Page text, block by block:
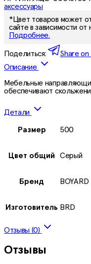
аксессуары
*Цвет товаров может
сайте в зависимости от
Подробнее.
Поделиться: Share
Описание
Мебельные
обеспечивают
Детали
Размер 500
Цвет общий Серый
Бренд BOYARD
Изготовитель BRD
Отзывы (0)
Отзывы